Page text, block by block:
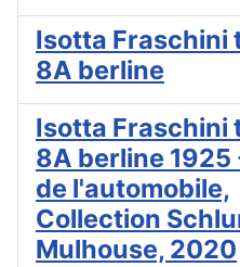
Isotta Fraschini
8A berline
Isotta Fraschini
8A berline 1925
de l'automobile,
Collection
Mulhouse, 2020